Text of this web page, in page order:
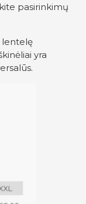
pasirinkimų
lentelę
yra